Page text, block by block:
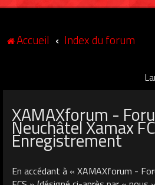
Accueil Index du forum
XAMAXforum -
Neuchâtel Xamax
Enregistrement
En accédant à « XAMAXforum -